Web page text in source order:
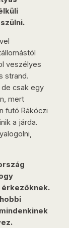
veszélyes
strand.
de csak egy
mert
futó Rákóczi
a járda.
érkezőknek.